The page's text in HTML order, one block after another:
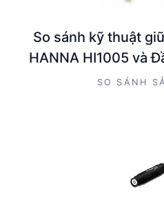
So sánh kỹ thuật
HANNA HI1005 và
Hanna
SO SÁNH